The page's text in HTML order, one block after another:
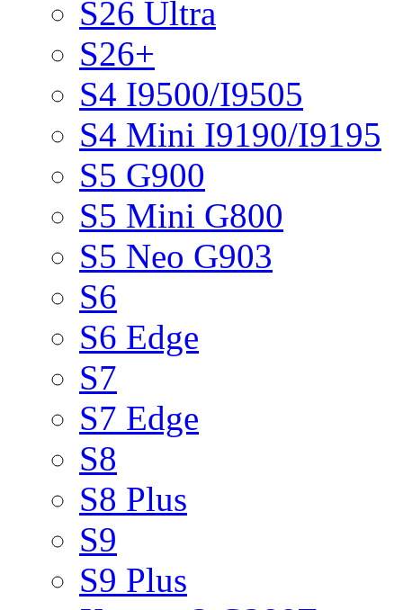
S26 Ultra
S26+
S4 I9500/I9505
S4 Mini I9190/I9195
S5 G900
S5 Mini G800
S5 Neo G903
S6
S6 Edge
S7
S7 Edge
S8
S8 Plus
S9
S9 Plus